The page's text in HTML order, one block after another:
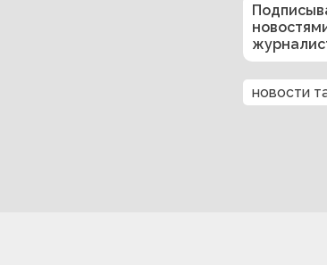
новости